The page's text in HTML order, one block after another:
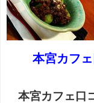
本宮カフ
本宮カフェ口